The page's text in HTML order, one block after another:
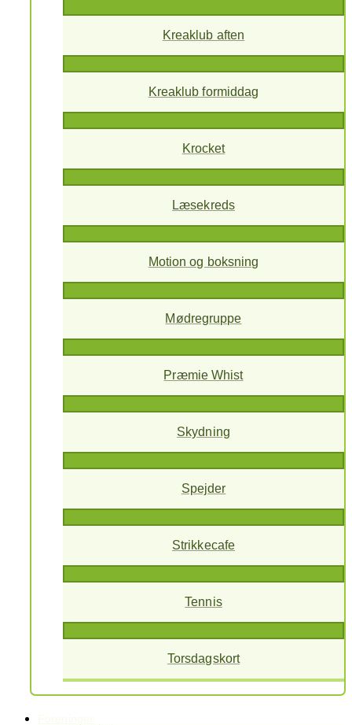
Kreaklub aften
Kreaklub formiddag
Krocket
Læsekreds
Motion og boksning
Mødregruppe
Præmie Whist
Skydning
Spejder
Strikkecafe
Tennis
Torsdagskort